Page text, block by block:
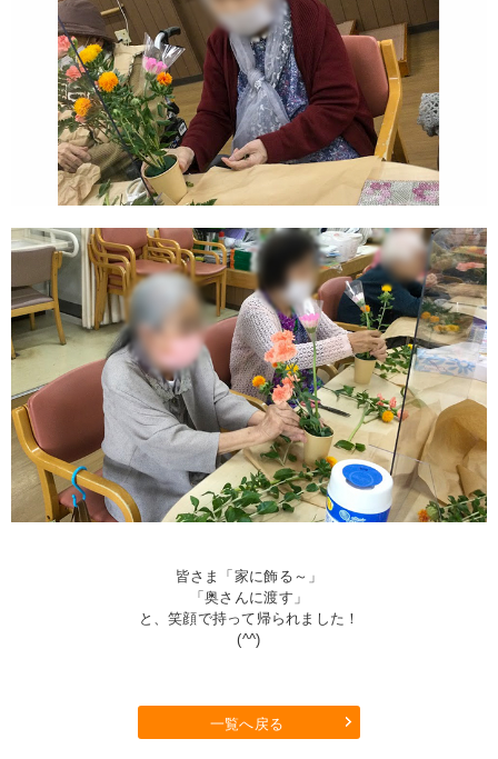
皆さま「家に飾る～」
「奥さんに渡す」
と、笑顔で持って帰られました！
(^^)
一覧へ戻る